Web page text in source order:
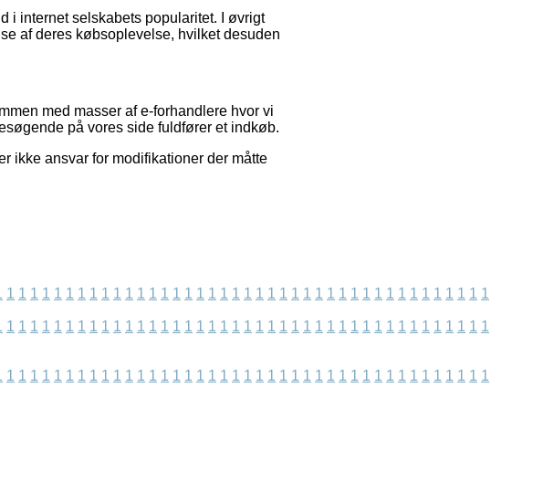
i internet selskabets popularitet. I øvrigt
af deres købsoplevelse, hvilket desuden
med masser af e-forhandlere hvor vi
på vores side fuldfører et indkøb.
ikke ansvar for modifikationer der måtte
1 1 1 1 1 1 1 1 1 1 1 1 1 1 1 1 1 1 1 1 1 1 1 1 1 1 1 1 1 1 1 1 1 1 1 1 1 1 1 1 1
1 1 1 1 1 1 1 1 1 1 1 1 1 1 1 1 1 1 1 1 1 1 1 1 1 1 1 1 1 1 1 1 1 1 1 1 1 1 1 1 1
1 1 1 1 1 1 1 1 1 1 1 1 1 1 1 1 1 1 1 1 1 1 1 1 1 1 1 1 1 1 1 1 1 1 1 1 1 1 1 1 1